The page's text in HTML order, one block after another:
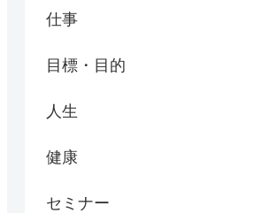
仕事
目標・目的
人生
健康
セミナー